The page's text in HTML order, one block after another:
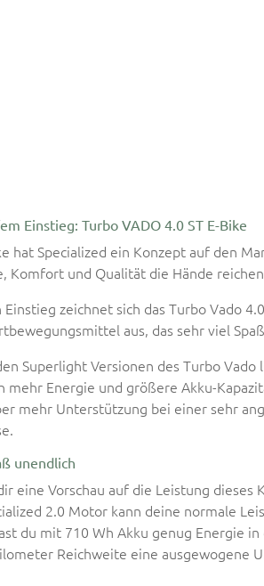
Einstieg: Turbo VADO 4.0 ST E-Bike
hat Specialized ein Konzept auf den
Komfort und Qualität die Hände
zeichnet sich das Turbo Vado
aus, das sehr viel
Superlight Versionen des Turbo
mehr Energie und größere Akku-
mehr Unterstützung bei einer sehr
unendlich
eine Vorschau auf die Leistung dieses
2.0 Motor kann deine normale
du mit 710 Wh Akku genug Energie in
Reichweite eine ausgewogene